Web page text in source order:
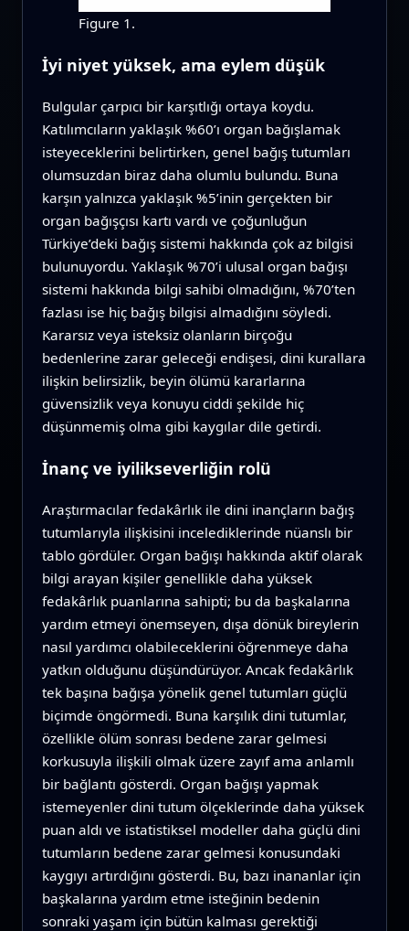
Figure 1.
İyi niyet yüksek, ama eylem düşük
Bulgular çarpıcı bir karşıtlığı ortaya koydu.
Katılımcıların yaklaşık %60’ı organ bağışlamak
isteyeceklerini belirtirken, genel bağış tutumları
olumsuzdan biraz daha olumlu bulundu. Buna
karşın yalnızca yaklaşık %5’inin gerçekten bir
organ bağışçısı kartı vardı ve çoğunluğun
Türkiye’deki bağış sistemi hakkında çok az bilgisi
bulunuyordu. Yaklaşık %70’i ulusal organ bağışı
sistemi hakkında bilgi sahibi olmadığını, %70’ten
fazlası ise hiç bağış bilgisi almadığını söyledi.
Kararsız veya isteksiz olanların birçoğu
bedenlerine zarar geleceği endişesi, dini kurallara
ilişkin belirsizlik, beyin ölümü kararlarına
güvensizlik veya konuyu ciddi şekilde hiç
düşünmemiş olma gibi kaygılar dile getirdi.
İnanç ve iyilikseverliğin rolü
Araştırmacılar fedakârlık ile dini inançların bağış
tutumlarıyla ilişkisini incelediklerinde nüanslı bir
tablo gördüler. Organ bağışı hakkında aktif olarak
bilgi arayan kişiler genellikle daha yüksek
fedakârlık puanlarına sahipti; bu da başkalarına
yardım etmeyi önemseyen, dışa dönük bireylerin
nasıl yardımcı olabileceklerini öğrenmeye daha
yatkın olduğunu düşündürüyor. Ancak fedakârlık
tek başına bağışa yönelik genel tutumları güçlü
biçimde öngörmedi. Buna karşılık dini tutumlar,
özellikle ölüm sonrası bedene zarar gelmesi
korkusuyla ilişkili olmak üzere zayıf ama anlamlı
bir bağlantı gösterdi. Organ bağışı yapmak
istemeyenler dini tutum ölçeklerinde daha yüksek
puan aldı ve istatistiksel modeller daha güçlü dini
tutumların bedene zarar gelmesi konusundaki
kaygıyı artırdığını gösterdi. Bu, bazı inananlar için
başkalarına yardım etme isteğinin bedenin
sonraki yaşam için bütün kalması gerektiği